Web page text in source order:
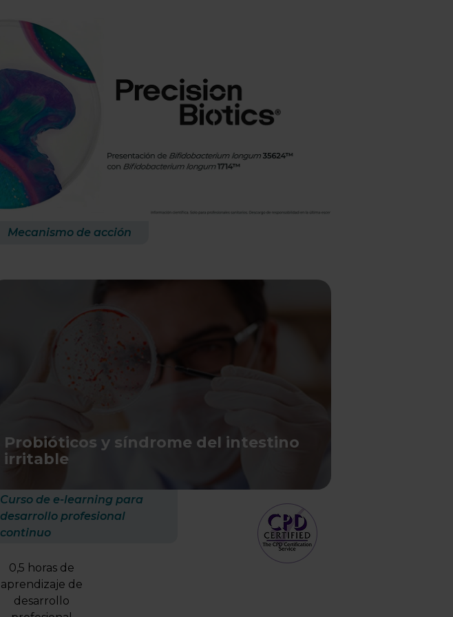
Mecanismo de acción
Probióticos y síndrome del intestino
irritable
Curso de e-learning para
desarrollo profesional
continuo
0,5 horas de
aprendizaje de
desarrollo